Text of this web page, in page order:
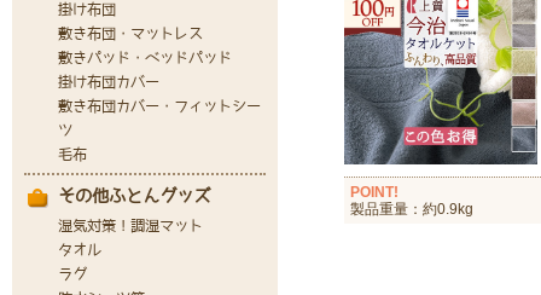
POINT!
製品重量：約0.9kg